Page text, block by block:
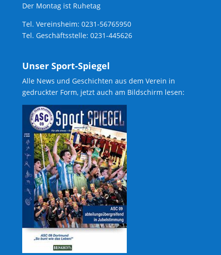
Der Montag ist Ruhetag
Tel. Vereinsheim: 0231-56765950
Tel. Geschäftsstelle: 0231-445626
Unser Sport-Spiegel
Alle News und Geschichten aus dem Verein in
gedruckter Form, jetzt auch am Bildschirm lesen: